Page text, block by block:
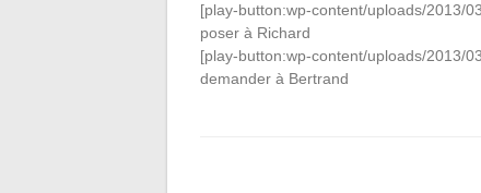
[play-button:wp-content/uploads/2013/
poser à Richard
[play-button:wp-content/uploads/2013/
demander à Bertrand